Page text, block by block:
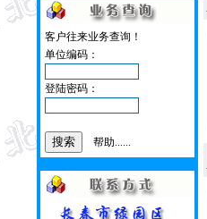
客户往来业务查询！
单位编码：
登陆密码：
帮助......